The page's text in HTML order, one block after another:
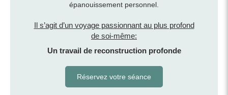
épanouissement personnel.
Il s’agit d’un voyage passionnant au plus profond
de soi-même:
Un travail de reconstruction profonde
Réservez votre séance